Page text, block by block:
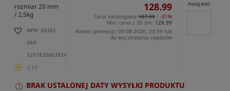
rozmiar 20 mm
/ 2,5kg
MPN: 66383
EAN:
3297830663834
1,17
128.99
Cena katalogowa 187.00 / -31%
Min. cena z 30 dni: 128.99
Koniec promocji: 09-08-2026, 23:59 lub
do wyczerpania zapasów
Podaj ilość:
BRAK USTALONEJ DATY WYSYŁKI PRODUKTU